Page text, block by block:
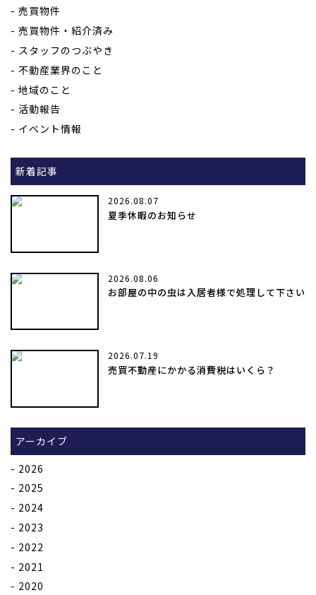
売買物件
売買物件・紹介済み
スタッフのつぶやき
不動産業界のこと
地域のこと
活動報告
イベント情報
新着記事
2026.08.07
夏季休暇のお知らせ
2026.08.06
お部屋の中の虫は入居者様で処理して下さい
2026.07.19
売買不動産にかかる消費税はいくら？
アーカイブ
2026
2025
2024
2023
2022
2021
2020